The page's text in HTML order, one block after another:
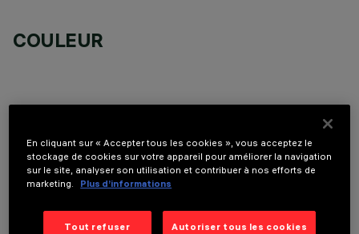
COULEUR
COMPOSANTS OPTIONNELS
En cliquant sur « Accepter tous les cookies », vous acceptez le
stockage de cookies sur votre appareil pour améliorer la navigation
sur le site, analyser son utilisation et contribuer à nos efforts de
marketing.
Plus d’informations
Tout refuser Autoriser tous les cookies